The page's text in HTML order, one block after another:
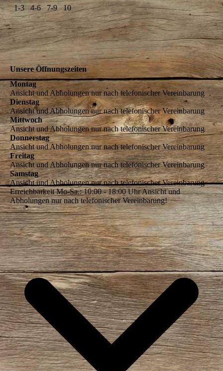
1-3
4-6 7-9 10
Unsere Öffnungszeiten
Montag
Ansicht und Abholungen nur nach telefonischer Vereinbarung
Dienstag
Ansicht und Abholungen nur nach telefonischer Vereinbarung
Mittwoch
Ansicht und Abholungen nur nach telefonischer Vereinbarung
Donnerstag
Ansicht und Abholungen nur nach telefonischer Vereinbarung
Freitag
Ansicht und Abholungen nur nach telefonischer Vereinbarung
Samstag
Ansicht und Abholungen nur nach telefonischer Vereinbarung
Erreichbarkeit Mo-Sa.: 10:00 - 18:00 Uhr Ansicht und
Abholungen nur nach telefonischer Vereinbarung!